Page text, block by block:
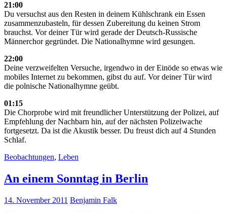
21:00
Du versuchst aus den Resten in deinem Kühlschrank ein Essen
zusammenzubasteln, für dessen Zubereitung du keinen Strom
brauchst. Vor deiner Tür wird gerade der Deutsch-Russische
Männerchor gegründet. Die Nationalhymne wird gesungen.
22:00
Deine verzweifelten Versuche, irgendwo in der Einöde so etwas wie
mobiles Internet zu bekommen, gibst du auf. Vor deiner Tür wird
die polnische Nationalhymne geübt.
01:15
Die Chorprobe wird mit freundlicher Unterstützung der Polizei, auf
Empfehlung der Nachbarn hin, auf der nächsten Polizeiwache
fortgesetzt. Da ist die Akustik besser. Du freust dich auf 4 Stunden
Schlaf.
Beobachtungen, Leben
An einem Sonntag in Berlin
14. November 2011 Benjamin Falk